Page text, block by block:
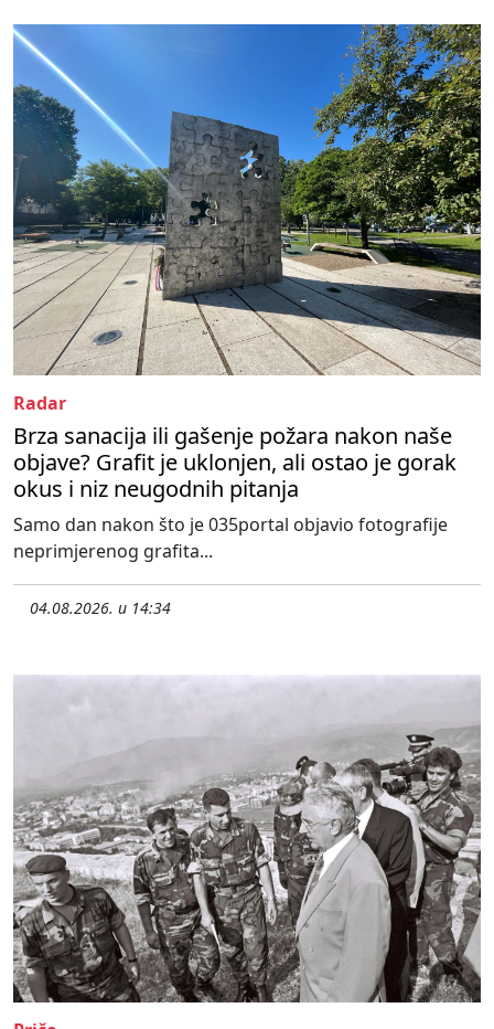
Radar
Brza sanacija ili gašenje požara nakon naše
objave? Grafit je uklonjen, ali ostao je gorak
okus i niz neugodnih pitanja
Samo dan nakon što je 035portal objavio fotografije
neprimjerenog grafita...
04.08.2026. u 14:34